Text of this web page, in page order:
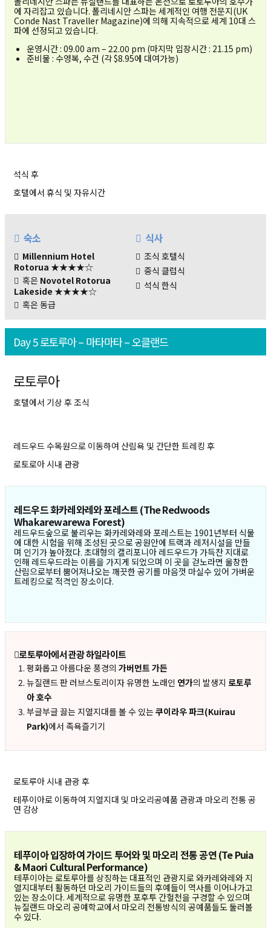
에 자리잡고 있습니다. 폴리네시안 스파는 세계적인 여행 전문지(UK
Conde Nast Traveller Magazine)에 의해 지속적으로 세계 10대 스
파에 선정되고 있습니다.
운영시간 : 09.00 am – 22.00 pm (마지막 입장시간 : 21.15 pm)
준비물 : 수영복, 수건 (각 $8.95에 대여가능)
석식 후
호텔에서 휴식 및 자유시간
숙소
Millennium Hotel
Rotorua ★★★★☆
혹은 Novotel Rotorua
Lakeside ★★★★☆
혹은 동급
식사
조식 호텔식
중식 클럽식
석식 한식
Day 5 로토루아 – 마타마타 – 오클랜드
로토루아
호텔에서 기상 후 조식
레드우드 수목원으로 이동하여 산림욕 및 간단한 트레킹 후
로토로아 시내 관광
레드우드 화카레와레와 포레스트 (The Redwoods
Whakarewarewa Forest)
레드우드숲으로 불리우는 화카레와레와 포레스트는 1901년부터 식물
에 대한 시험을 위해 조성된 곳으로 공원안에 트랙과 레저시설을 만들
며 인기가 높아졌다. 초대형의 캘리포니아 레드우드가 가득찬 지대로
인해 레드우드라는 이름을 가지게 되었으며 이 곳을 걷노라면 울창한
산림으로부터 뿜어져나오는 깨끗한 공기를 마음껏 마실수 있어 가벼운
트레킹으로 적격인 장소이다.
로토루아에서 관광 하일라이트
평화롭고 아름다운 풍경의 가버먼트 가든
뉴질랜드 판 러브스토리이자 유명한 노래인 연가의 발생지 로토루
아 호수
부글부글 끓는 지열지대를 볼 수 있는쿠이라우 파크(Kuirau
Park)에서 족욕즐기기
로토루아 시내 관광 후
테푸이아로 이동하여 지열지대 및 마오리공예품 관광과 마오리 전통 공
연 감상
테푸이아 입장하여 가이드 투어와 및 마오리 전통 공연 (Te Puia
& Maori Cultural Performance)
테푸이아는 로토루아를 상징하는 대표적인 관광지로 와카레와레와 지
열지대부터 활동하던 마오리 가이드들의 후예들이 역사를 이어나가고
있는 장소이다. 세계적으로 유명한 포후투 간헐천을 구경할 수 있으며
뉴질랜드 마오리 공예학교에서 마오리 전통방식의 공예품들도 둘러볼
수 있다.